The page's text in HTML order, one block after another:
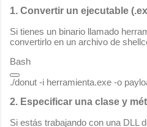
1. Convertir un ejecutable
Si tienes un binario llamado
convertirlo en un archivo de
Bash
2. Especificar una clase y
Si estás trabajando con una DLL